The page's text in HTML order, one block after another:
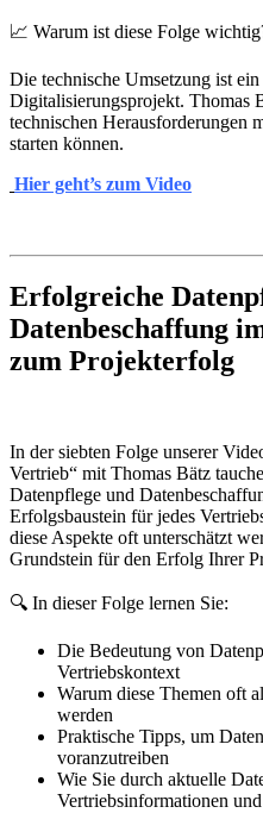
📈 Warum ist diese Folge
Die technische Umsetzung ist
Digitalisierungsprojekt. Thomas
technischen Herausforderungen
starten können.
Hier geht’s zum Video
Erfolgreiche
Datenbeschaffung
zum Projekterfolg
In der siebten Folge unserer
Vertrieb“ mit Thomas Bätz
Datenpflege und
Erfolgsbaustein für jedes
diese Aspekte oft unterschätzt
Grundstein für den Erfolg Ihrer
🔍 In dieser Folge lernen Sie:
Die Bedeutung von
Vertriebskontext
Warum diese Themen oft
werden
Praktische Tipps, um
voranzutreiben
Wie Sie durch aktuelle
Vertriebsinformationen